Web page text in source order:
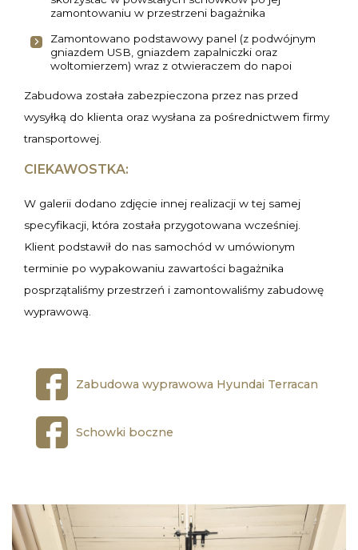
zamontowaniu w przestrzeni bagażnika
Zamontowano podstawowy panel (z podwójnym
gniazdem USB, gniazdem zapalniczki oraz
woltomierzem) wraz z otwieraczem do napoi
Zabudowa została zabezpieczona przez nas przed
wysyłką do klienta oraz wysłana za pośrednictwem firmy
transportowej.
CIEKAWOSTKA:
W galerii dodano zdjęcie innej realizacji w tej samej
specyfikacji, która została przygotowana wcześniej.
Klient podstawił do nas samochód w umówionym
terminie po wypakowaniu zawartości bagażnika
posprzątaliśmy przestrzeń i zamontowaliśmy zabudowę
wyprawową.
Zabudowa wyprawowa Hyundai Terracan
Schowki boczne